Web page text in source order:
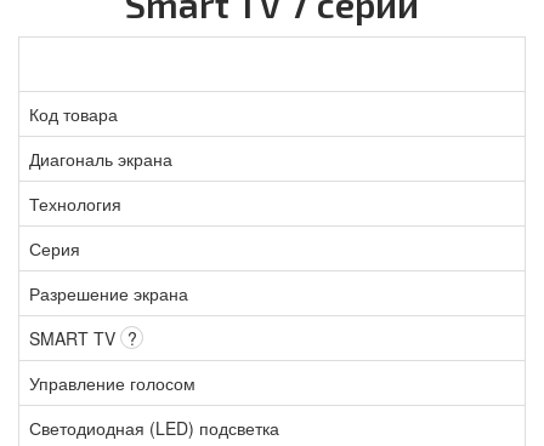
Код товара
Диагональ экрана
Технология
Серия
Разрешение экрана
SMART TV ?
Управление голосом
Светодиодная (LED) подсветка